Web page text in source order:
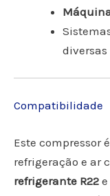
Compatibilidade
Este compressor
refrigeração e ar
refrigerante R22